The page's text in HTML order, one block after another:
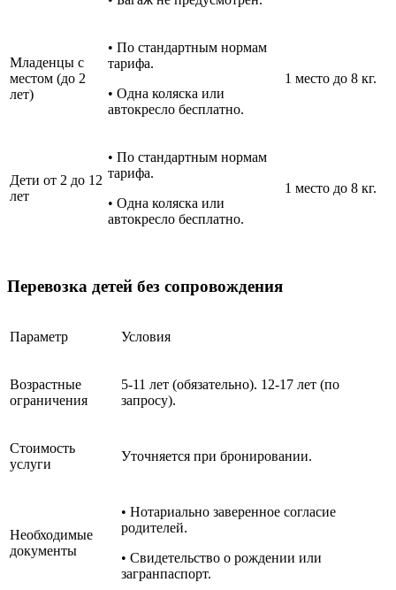
Младенцы с
местом (до 2
лет)
• По стандартным нормам
тарифа.
• Одна коляска или
автокресло бесплатно.
1 место до 8 кг.
Дети от 2 до 12
лет
• По стандартным нормам
тарифа.
• Одна коляска или
автокресло бесплатно.
1 место до 8 кг.
Перевозка детей без сопровождения
Параметр Условия
Возрастные
ограничения
5-11 лет (обязательно). 12-17 лет (по
запросу).
Стоимость
услуги
Уточняется при бронировании.
Необходимые
документы
• Нотариально заверенное согласие
родителей.
• Свидетельство о рождении или
загранпаспорт.